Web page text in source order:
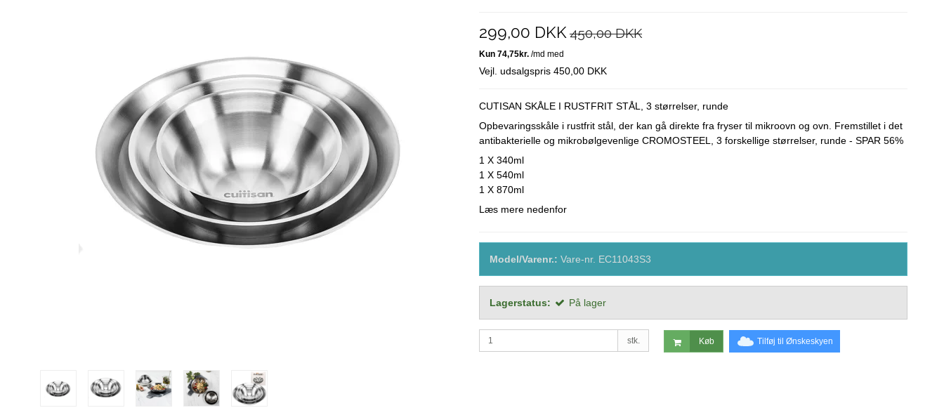
299,00 DKK 450,00 DKK
Vejl. udsalgspris 450,00 DKK
CUTISAN SKÅLE I RUSTFRIT STÅL, 3 størrelser, runde
Opbevaringsskåle i rustfrit stål, der kan gå direkte fra fryser til mikroovn og ovn. Fremstillet i det
antibakterielle og mikrobølgevenlige CROMOSTEEL, 3 forskellige størrelser, runde - SPAR 56%
1 X 340ml
1 X 540ml
1 X 870ml
Læs mere nedenfor
Model/Varenr.: Vare-nr. EC11043S3
Lagerstatus: På lager
stk. Køb Tilføj til Ønskeskyen